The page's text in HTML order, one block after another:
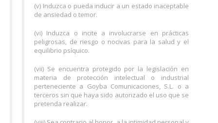
(v) Induzca o pueda inducir a un estado inaceptable
de ansiedad o temor.
(vi) Induzca o incite a involucrarse en prácticas
peligrosas, de riesgo o nocivas para la salud y el
equilibrio psíquico.
(vii) Se encuentra protegido por la legislación en
materia de protección intelectual o industrial
perteneciente a Goyba Comunicaciones, S.L. o a
terceros sin que haya sido autorizado el uso que se
pretenda realizar.